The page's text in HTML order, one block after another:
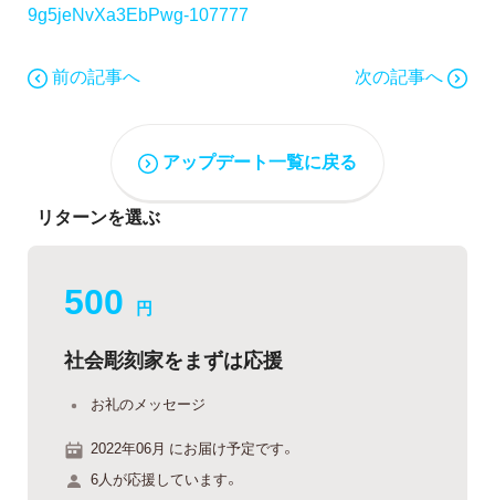
9g5jeNvXa3EbPwg-107777
前の記事へ 次の記事へ
アップデート一覧に戻る
リターンを選ぶ
500 円
社会彫刻家をまずは応援
お礼のメッセージ
2022年06月 にお届け予定です。
6人が応援しています。